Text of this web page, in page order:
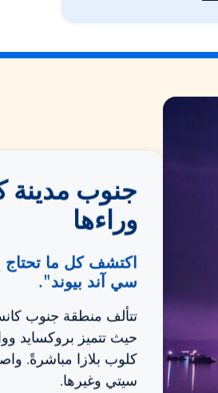
جنوب
وراءها
اكتشف كل ما
سي آند بيوند".
تتألف منطقة جنوب
حيث تتميز بروكسايد
كلوب بلازا مباشرةً.
سيتي وغيرها.